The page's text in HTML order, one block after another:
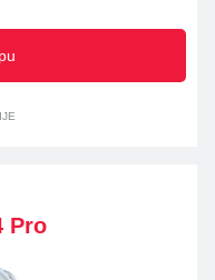
Pro